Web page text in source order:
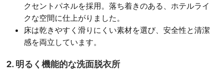
クセントパネルを採用。落ち着きのある、ホテルライ
クな空間に仕上がりました。
床は乾きやすく滑りにくい素材を選び、安全性と清潔
感を両立しています。
2. 明るく機能的な洗面脱衣所